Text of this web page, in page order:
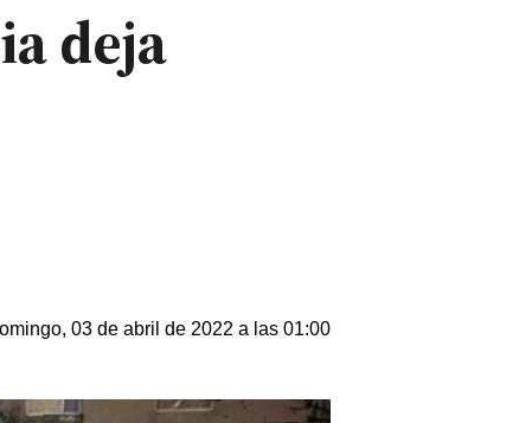
deja
03 de abril de 2022 a las 01:00